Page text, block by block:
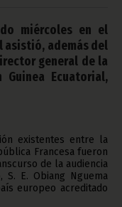
miércoles en el
asistió, además del
general de la
Guinea Ecuatorial,
existentes entre la
Francesa fueron
de la audiencia
S. E. Obiang Nguema
europeo acreditado